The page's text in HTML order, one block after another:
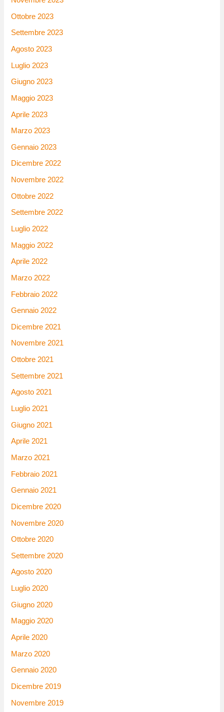
Ottobre 2023
Settembre 2023
Agosto 2023
Luglio 2023
Giugno 2023
Maggio 2023
Aprile 2023
Marzo 2023
Gennaio 2023
Dicembre 2022
Novembre 2022
Ottobre 2022
Settembre 2022
Luglio 2022
Maggio 2022
Aprile 2022
Marzo 2022
Febbraio 2022
Gennaio 2022
Dicembre 2021
Novembre 2021
Ottobre 2021
Settembre 2021
Agosto 2021
Luglio 2021
Giugno 2021
Aprile 2021
Marzo 2021
Febbraio 2021
Gennaio 2021
Dicembre 2020
Novembre 2020
Ottobre 2020
Settembre 2020
Agosto 2020
Luglio 2020
Giugno 2020
Maggio 2020
Aprile 2020
Marzo 2020
Gennaio 2020
Dicembre 2019
Novembre 2019